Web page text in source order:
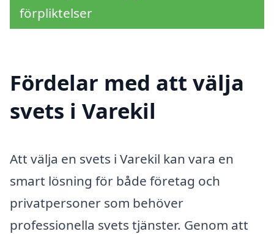
förpliktelser
Fördelar med att välja
svets i Varekil
Att välja en svets i Varekil kan vara en
smart lösning för både företag och
privatpersoner som behöver
professionella svets tjänster. Genom att